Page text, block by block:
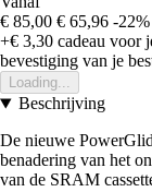
€ 85,00 € 65,96 -22%
+€ 3,30 cadeau voor
bevestiging van je
Loading...
Beschrijving
De nieuwe
benadering van het
van de SRAM